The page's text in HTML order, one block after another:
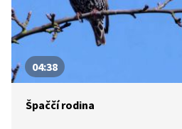
04:38
Špaččí rodina